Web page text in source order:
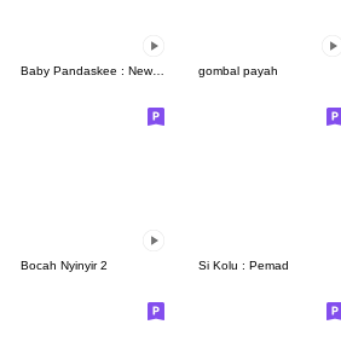
Baby Pandaskee : New new new ! gombal payah
Bocah Nyinyir 2 Si Kolu : Pemad